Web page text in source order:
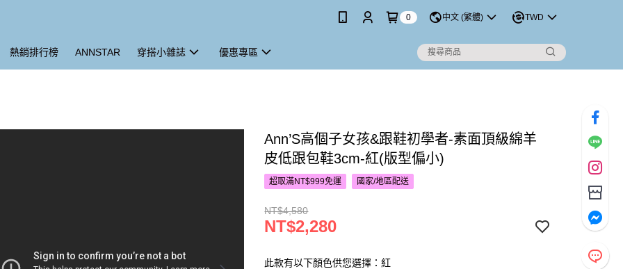
0 中文 (繁體) TWD
熱銷排行榜 ANNSTAR 穿搭小雜誌 優惠專區
Ann’S高個子女孩&跟鞋初學者-素面頂級綿羊
皮低跟包鞋3cm-紅(版型偏小)
超取滿NT$999免運 國家/地區配送
NT$4,580
NT$2,280
此款有以下顏色供您選擇：紅